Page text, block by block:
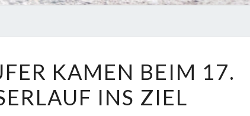
LÄUFER
KAMEN
BEIM
KAMEN BEIM 17.
INS ZIEL